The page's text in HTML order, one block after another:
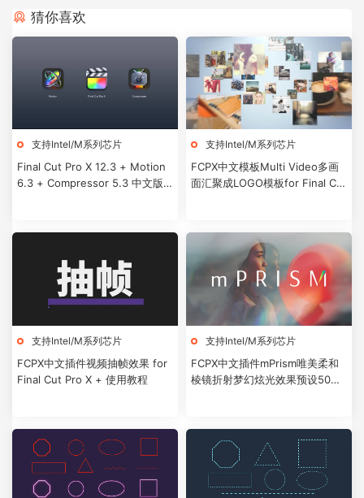
猜你喜欢
支持Intel/M系列芯片
Final Cut Pro X 12.3 + Motion
6.3 + Compressor 5.3 中文版/
支持Intel/M系列芯片
FCPX中文模板Multi Video多画
面汇聚成LOGO模板for Final Cut
支持Intel/M系列芯片
FCPX中文插件视频抽帧效果 for
Final Cut Pro X + 使用教程
支持Intel/M系列芯片
FCPX中文插件mPrism唯美柔和
棱镜折射梦幻炫光效果预设50个